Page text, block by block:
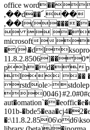
office
,��d��՜.��
 
microsoft
ph�d�
l ��
101b-